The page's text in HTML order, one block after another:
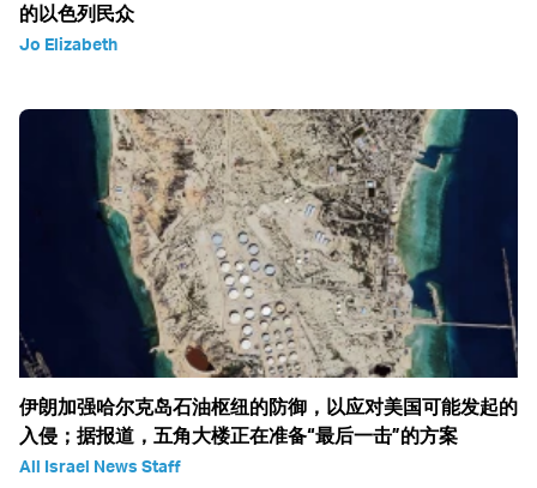
的以色列民众
Jo Elizabeth
伊朗加强哈尔克岛石油枢纽的防御，以应对美国可能发起的
入侵；据报道，五角大楼正在准备“最后一击”的方案
All Israel News Staff